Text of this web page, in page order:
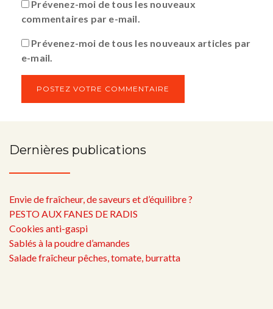
Prévenez-moi de tous les nouveaux
commentaires par e-mail.
Prévenez-moi de tous les nouveaux articles par
e-mail.
Dernières publications
Envie de fraîcheur, de saveurs et d’équilibre ?
PESTO AUX FANES DE RADIS
Cookies anti-gaspi
Sablés à la poudre d’amandes
Salade fraîcheur pêches, tomate, burratta